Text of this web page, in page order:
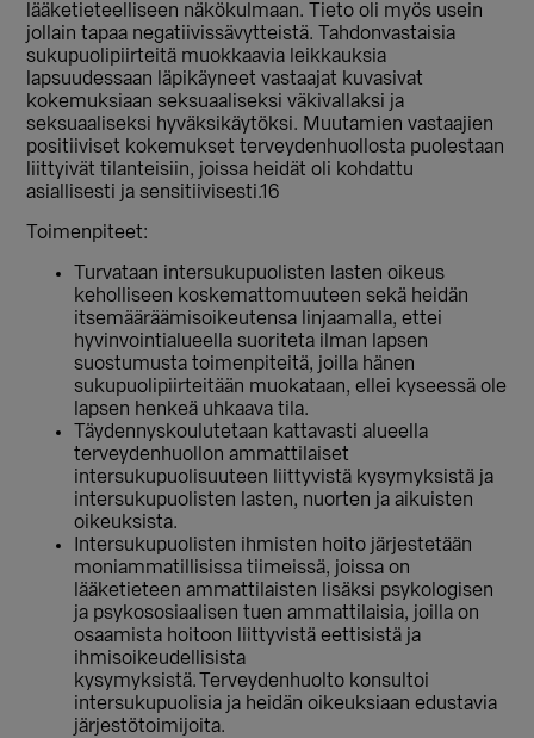
lääketieteelliseen näkökulmaan. Tieto oli myös usein
jollain tapaa negatiivissävytteistä. Tahdonvastaisia
sukupuolipiirteitä muokkaavia leikkauksia
lapsuudessaan läpikäyneet vastaajat kuvasivat
kokemuksiaan seksuaaliseksi väkivallaksi ja
seksuaaliseksi hyväksikäytöksi. Muutamien vastaajien
positiiviset kokemukset terveydenhuollosta puolestaan
liittyivät tilanteisiin, joissa heidät oli kohdattu
asiallisesti ja sensitiivisesti.16
Toimenpiteet:
Turvataan intersukupuolisten lasten oikeus
keholliseen koskemattomuuteen sekä heidän
itsemääräämisoikeutensa linjaamalla, ettei
hyvinvointialueella suoriteta ilman lapsen
suostumusta toimenpiteitä, joilla hänen
sukupuolipiirteitään muokataan, ellei kyseessä ole
lapsen henkeä uhkaava tila.
Täydennyskoulutetaan kattavasti alueella
terveydenhuollon ammattilaiset
intersukupuolisuuteen liittyvistä kysymyksistä ja
intersukupuolisten lasten, nuorten ja aikuisten
oikeuksista.
Intersukupuolisten ihmisten hoito järjestetään
moniammatillisissa tiimeissä, joissa on
lääketieteen ammattilaisten lisäksi psykologisen
ja psykososiaalisen tuen ammattilaisia, joilla on
osaamista hoitoon liittyvistä eettisistä ja
ihmisoikeudellisista
kysymyksistä. Terveydenhuolto konsultoi
intersukupuolisia ja heidän oikeuksiaan edustavia
järjestötoimijoita.